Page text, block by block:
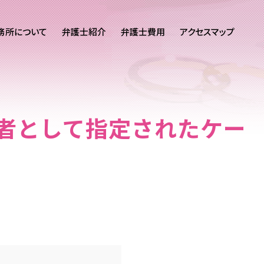
所について 弁護士紹介 弁護士費用 アクセスマップ
として指定されたケー